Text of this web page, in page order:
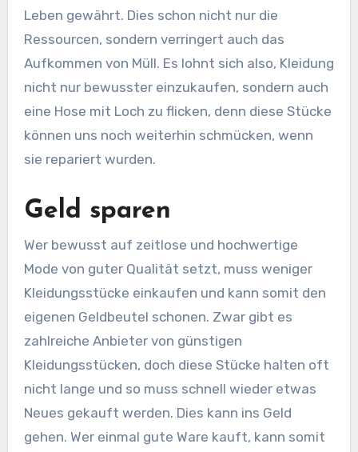
Leben gewährt. Dies schon nicht nur die
Ressourcen, sondern verringert auch das
Aufkommen von Müll. Es lohnt sich also, Kleidung
nicht nur bewusster einzukaufen, sondern auch
eine Hose mit Loch zu flicken, denn diese Stücke
können uns noch weiterhin schmücken, wenn
sie repariert wurden.
Geld sparen
Wer bewusst auf zeitlose und hochwertige
Mode von guter Qualität setzt, muss weniger
Kleidungsstücke einkaufen und kann somit den
eigenen Geldbeutel schonen. Zwar gibt es
zahlreiche Anbieter von günstigen
Kleidungsstücken, doch diese Stücke halten oft
nicht lange und so muss schnell wieder etwas
Neues gekauft werden. Dies kann ins Geld
gehen. Wer einmal gute Ware kauft, kann somit